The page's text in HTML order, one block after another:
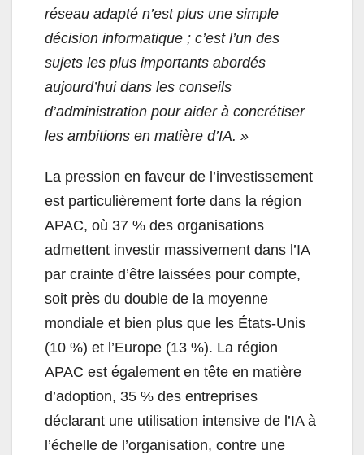
réseau adapté n’est plus une simple
décision informatique ; c’est l’un des
sujets les plus importants abordés
aujourd’hui dans les conseils
d’administration pour aider à concrétiser
les ambitions en matière d’IA. »
La pression en faveur de l’investissement
est particulièrement forte dans la région
APAC, où 37 % des organisations
admettent investir massivement dans l’IA
par crainte d’être laissées pour compte,
soit près du double de la moyenne
mondiale et bien plus que les États-Unis
(10 %) et l’Europe (13 %). La région
APAC est également en tête en matière
d’adoption, 35 % des entreprises
déclarant une utilisation intensive de l’IA à
l’échelle de l’organisation, contre une